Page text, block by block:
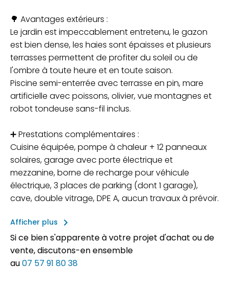
🌳 Avantages extérieurs :
Le jardin est impeccablement entretenu, le gazon
est bien dense, les haies sont épaisses et plusieurs
terrasses permettent de profiter du soleil ou de
l'ombre à toute heure et en toute saison.
Piscine semi-enterrée avec terrasse en pin, mare
artificielle avec poissons, olivier, vue montagnes et
robot tondeuse sans-fil inclus.
➕ Prestations complémentaires :
Cuisine équipée, pompe à chaleur + 12 panneaux
solaires, garage avec porte électrique et
mezzanine, borne de recharge pour véhicule
électrique, 3 places de parking (dont 1 garage),
cave, double vitrage, DPE A, aucun travaux à prévoir.
Afficher plus keyboard_arrow_right
Si ce bien s'apparente à votre projet d'achat ou de
vente, discutons-en ensemble
au07 57 91 80 38